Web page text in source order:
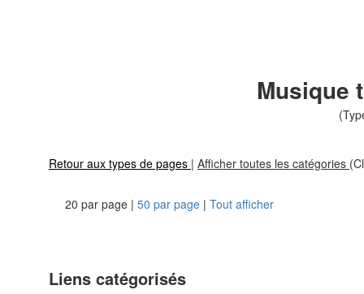
Musique
Retour aux types de pages | Afficher toutes les catégories
20 par page | 50 par page | Tout afficher
Liens catégorisés